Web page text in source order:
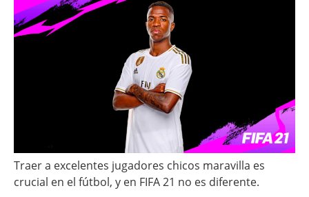
Traer a excelentes jugadores chicos maravilla es
crucial en el fútbol, y en FIFA 21 no es diferente.